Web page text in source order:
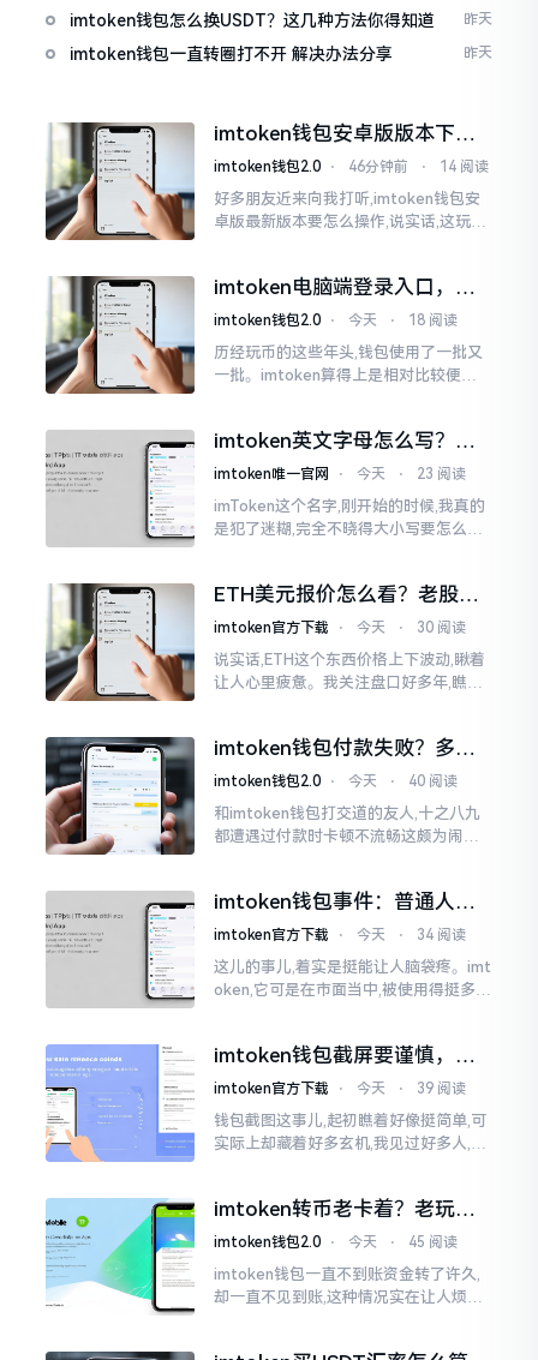
就懂了
imtoken钱包怎么换USDT？这几种方法你得知道 昨天
imtoken钱包一直转圈打不开 解决办法分享 昨天
imtoken钱包安卓版版本下载
安装教程
imtoken钱包2.0 ⋅ 46分钟前 ⋅ 14 阅读
好多朋友近来向我打听,imtoken钱包安
卓版最新版本要怎么操作,说实话,这玩意
0版本
imtoken电脑端登录入口，地
址在这里
imtoken钱包2.0 ⋅ 今天 ⋅ 18 阅读
历经玩币的这些年头,钱包使用了一批又
一批。imtoken算得上是相对比较便于
就得去寻觅电脑端的入口。
imtoken英文字母怎么写？正
确拼写看这里
imtoken唯一官网 ⋅ 今天 ⋅ 23 阅读
imToken这个名字,刚开始的时候,我真的
是犯了迷糊,完全不晓得大小写要怎么去
ETH美元报价怎么看？老股民
手把手教你盯盘
imtoken官方下载 ⋅ 今天 ⋅ 30 阅读
说实话,ETH这个东西价格上下波动,瞅着
让人心里疲惫。我关注盘口好多年,瞧见
判断。
imtoken钱包付款失败？多半
是这几个原因闹的
imtoken钱包2.0 ⋅ 今天 ⋅ 40 阅读
和imtoken钱包打交道的友人,十之八九
都遭遇过付款时卡顿不流畅这颇为闹心
急得连连跺脚。实际上讲
imtoken钱包事件：普通人该
咋办？
imtoken官方下载 ⋅ 今天 ⋅ 34 阅读
这儿的事儿,着实是挺能让人脑袋疼。imt
oken,它可是在市面当中,被使用得挺多的
imtoken钱包截屏要谨慎，别
把隐私当儿戏
imtoken官方下载 ⋅ 今天 ⋅ 39 阅读
钱包截图这事儿,起初瞧着好像挺简单,可
实际上却藏着好多玄机,我见过好多人,总
得
imtoken转币老卡着？老玩家
教你几招搞定
imtoken钱包2.0 ⋅ 今天 ⋅ 45 阅读
imtoken钱包一直不到账资金转了许久,
却一直不见到账,这种情况实在让人烦躁,